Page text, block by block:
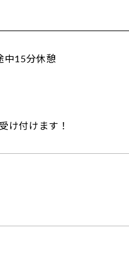
中15分休憩
付けます！